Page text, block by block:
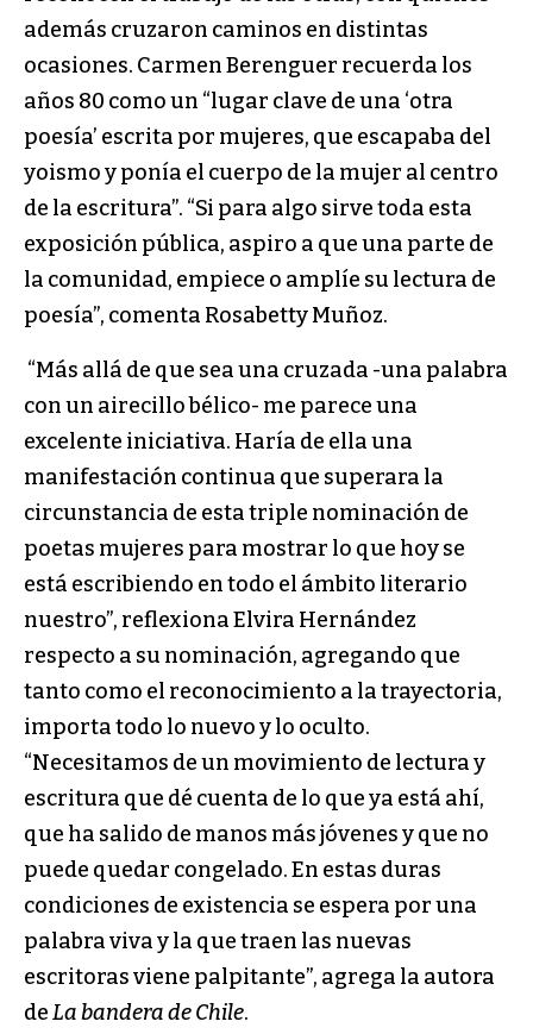
además cruzaron caminos en distintas
ocasiones. Carmen Berenguer recuerda los
años 80 como un “lugar clave de una ‘otra
poesía’ escrita por mujeres, que escapaba del
yoismo y ponía el cuerpo de la mujer al centro
de la escritura”. “Si para algo sirve toda esta
exposición pública, aspiro a que una parte de
la comunidad, empiece o amplíe su lectura de
poesía”, comenta Rosabetty Muñoz.
“Más allá de que sea una cruzada -una palabra
con un airecillo bélico- me parece una
excelente iniciativa. Haría de ella una
manifestación continua que superara la
circunstancia de esta triple nominación de
poetas mujeres para mostrar lo que hoy se
está escribiendo en todo el ámbito literario
nuestro”, reflexiona Elvira Hernández
respecto a su nominación, agregando que
tanto como el reconocimiento a la trayectoria,
importa todo lo nuevo y lo oculto.
“Necesitamos de un movimiento de lectura y
escritura que dé cuenta de lo que ya está ahí,
que ha salido de manos más jóvenes y que no
puede quedar congelado. En estas duras
condiciones de existencia se espera por una
palabra viva y la que traen las nuevas
escritoras viene palpitante”, agrega la autora
deLa bandera de Chile.